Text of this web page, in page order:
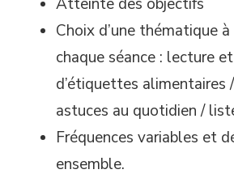
Choix d’une thématique
chaque séance : lecture
d’étiquettes alimentaires
astuces au quotidien /
Fréquences variables et
ensemble.